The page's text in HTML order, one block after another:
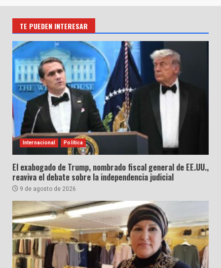
TE PUEDEN INTERESAR
Internacional Política
El exabogado de Trump, nombrado fiscal general de EE.UU.,
reaviva el debate sobre la independencia judicial
9 de agosto de 2026